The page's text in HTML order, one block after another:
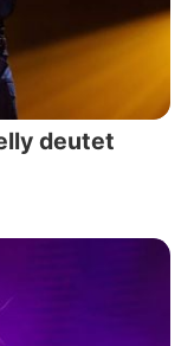
deutet